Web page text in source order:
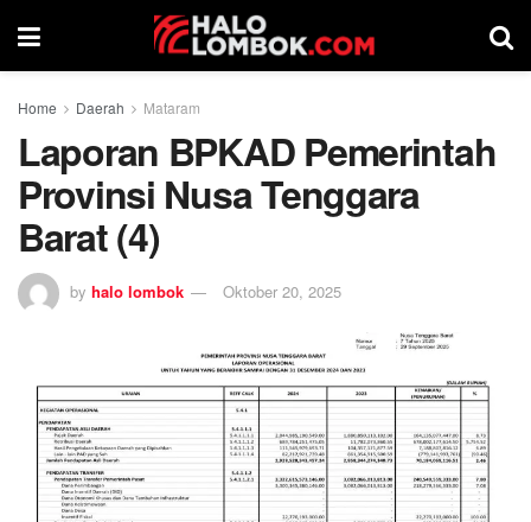
Home Daerah Mataram
Laporan BPKAD Pemerintah
Provinsi Nusa Tenggara
Barat (4)
by halo lombok Oktober 20, 2025